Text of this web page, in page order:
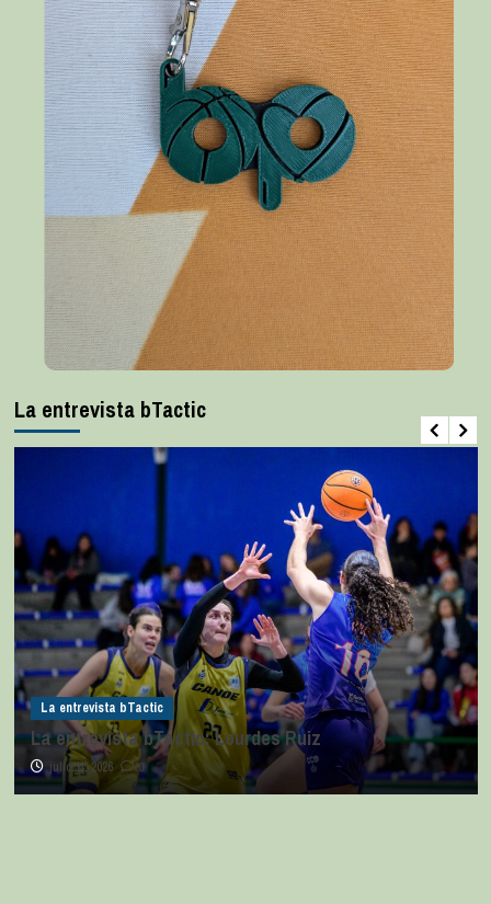
La entrevista bTactic
La entrevista bTactic
La entrevista bTactic: Lourdes Ruiz
julio 11, 2026 0